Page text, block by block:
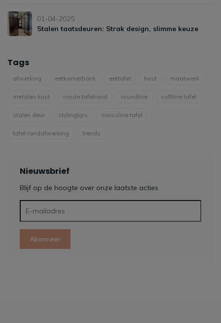
01-04-2025
Stalen taatsdeuren: Strak design, slimme keuze
Tags
afwerking eetkamerbank eettafel hout maatwerk
metalen kast ronde tafelrand roundline softline tafel
stalen deur stylingtips swissline tafel
tafel randafwerking trends
Nieuwsbrief
Blijf op de hoogte over onze laatste acties
Abonneer